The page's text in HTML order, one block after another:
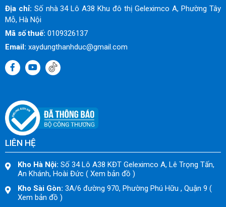
Địa chỉ: Số nhà 34 Lô A38 Khu đô thị Geleximco A, Phường Tây
Mỗ, Hà Nội
Mã số thuế: 0109326137
Email: xaydungthanhduc@gmail.com
LIÊN HỆ
Kho Hà Nội: Số 34 Lô A38 KĐT Geleximco A, Lê Trọng Tấn,
An Khánh, Hoài Đức ( Xem bản đồ )
Kho Sài Gòn: 3A/6 đường 970, Phường Phú Hữu , Quận 9 (
Xem bản đồ )